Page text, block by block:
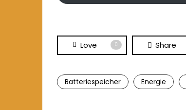
Love 0 Share
Batteriespeicher Energie